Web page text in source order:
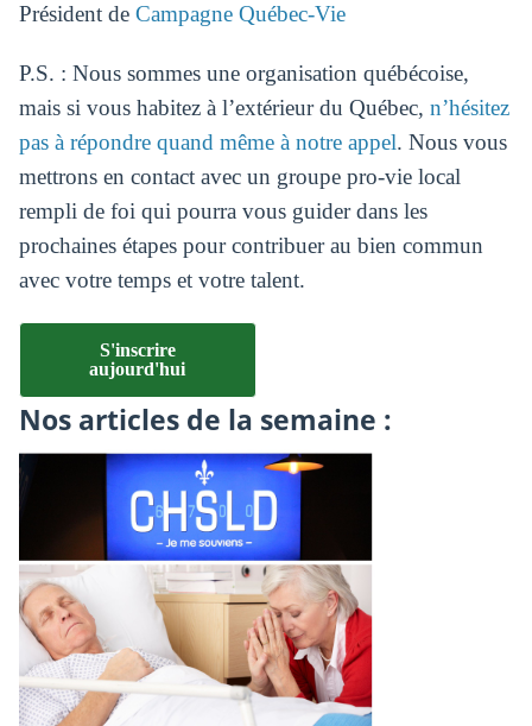
Président de Campagne Québec-Vie
P.S. : Nous sommes une organisation québécoise,
mais si vous habitez à l’extérieur du Québec, n’hésitez
pas à répondre quand même à notre appel. Nous vous
mettrons en contact avec un groupe pro-vie local
rempli de foi qui pourra vous guider dans les
prochaines étapes pour contribuer au bien commun
avec votre temps et votre talent.
S'inscrire
aujourd'hui
Nos articles de la semaine :